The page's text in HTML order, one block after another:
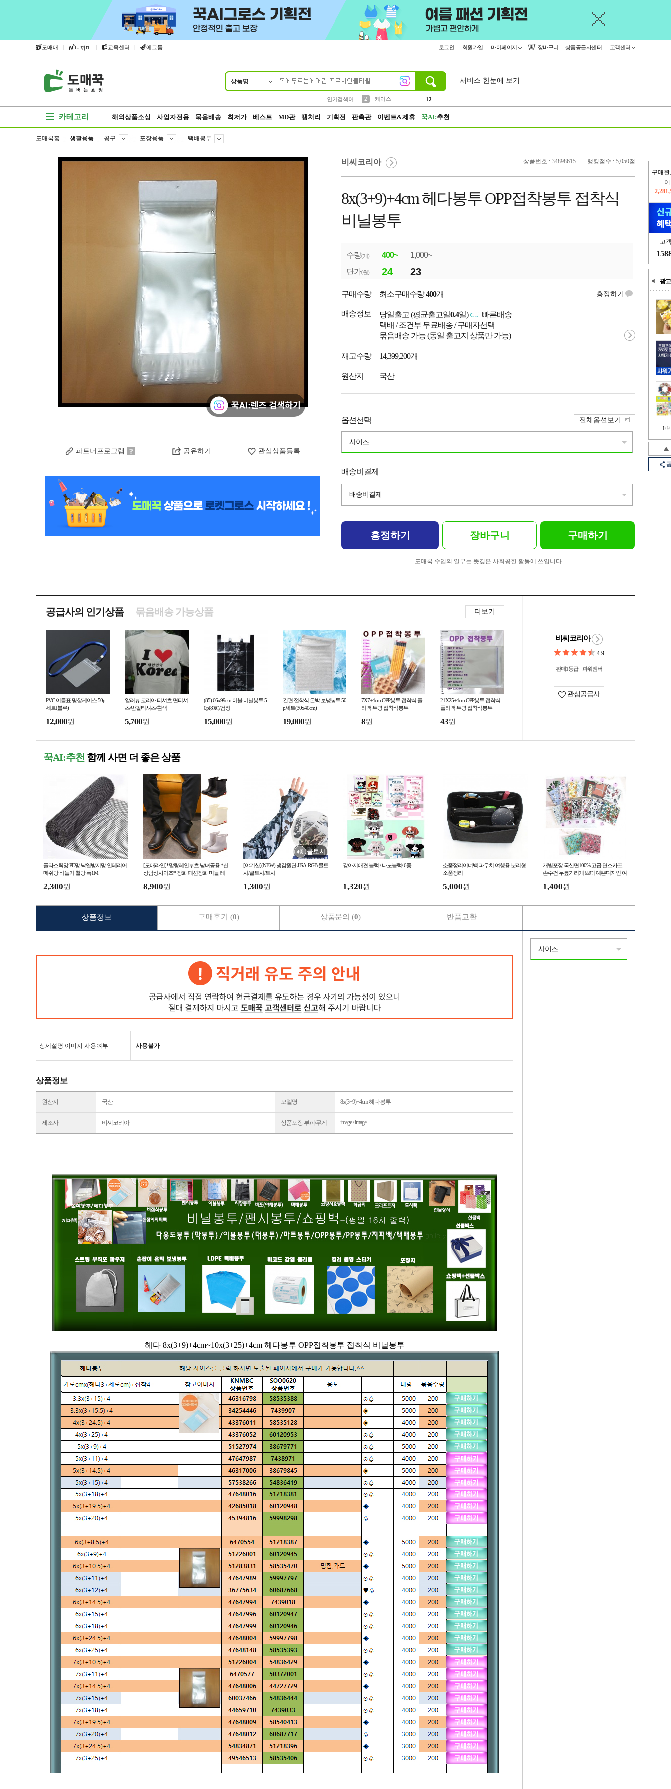
도매매 | 나까마 | 교육센터 | 에그돔 로그인 회원가입 마이페이지 장바구니 상품공급사센터 고객센터
상품명
인기검색어
3
생수 454
서비스 한눈에 보기
카테고리 해외상품소싱 사업자전용 묶음배송 최저가 베스트 MD관 땡처리 기획전 판촉관 이벤트&제휴 꾹AI:추천
구매완
고
광고
1/9
도매꾹홈 생활용품 공구 포장용품 택배봉투
파트너프로그램 공유하기 관심상품등록
상품번호 : 34898615 랭킹점수 : 5,050점
비씨코리아
8x(3+9)+4cm 헤다봉투 OPP접착봉투 접착식
비닐봉투
수량(개) 400~
1,000~
단가(원) 24 23
구매수량 최소구매수량400개 흥정하기
배송정보 당일출고 (평균출고일0.4일)
빠른배송
택배 / 조건부 무료배송 / 구매자선택
묶음배송 가능 (동일 출고지 상품만 가능)
재고수량 14,399,200개
원산지 국산
옵션선택
사이즈
전체옵션보기
배송비결제
배송비결제
흥정하기 장바구니 구매하기
도매꾹 수입의 일부는 뜻깊은 사회공헌 활동에 쓰입니다
공급사의 인기상품 더보기
묶음배송 가능상품
PVC 이름표 명찰케이스 50p
세트(블루)
12,000원
알러뷰 코리아 티셔츠 면티셔
츠/반팔티셔츠/흰색
5,700원
(85) 66x99cm 이불 비닐봉투 5
0p(8호)/검정
15,000원
간편 접착식 은박 보냉봉투 50
p세트(30x40cm)
19,000원
7X7+4cm OPP봉투 접착식 폴
리백 투명 접착식봉투
8원
21X25+4cm OPP봉투 접착식
폴리백 투명 접착식봉투
43원
비씨코리아
4.9
판매1등급 파워멤버
관심공급사
꾹AI:추천 함께 사면 더 좋은 상품
플라스틱망 PE망 낙엽방지망 인테리어
메쉬망 비둘기 철망 폭1M
2,300원
[도매라인]*말랑레인부츠 남녀공용 *신
상남성사이즈* 장화 패션장화 미들 레
8,900원
[야기샵](NEW) 냉감원단 JJSA-RGB 쿨토
시/쿨토시/토시
1,300원
강아지애견 블럭 / 나노블럭/ 6종
1,320원
소품정리이너백 파우치 여행용 분리형
소품정리
5,000원
개별포장 국산면100% 고급 면스카프
손수건 무릎가리개 쁘띠 예쁜디자인 여
1,400원
상세설명 이미지 사용여부 사용불가
상품정보
원산지 국산 모델명 8x(3+9)+4cm 헤다봉투
제조사 비씨코리아 상품포장 부피/무게 image / image
헤다 8x(3+9)+4cm~10x(3+25)+4cm 헤다봉투 OPP접착봉투 접착식 비닐봉투
상품정보 구매후기 (0) 상품문의 (0) 반품교환
사이즈